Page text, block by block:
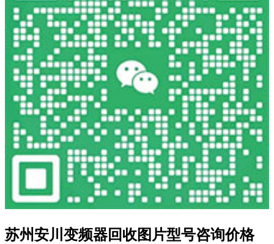
苏州安川变频器回收图片型号咨询价格